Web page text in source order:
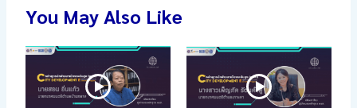
You May Also Like